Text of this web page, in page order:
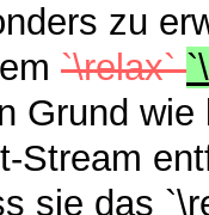
zu
`\relax`
Grund
Stream
sie das